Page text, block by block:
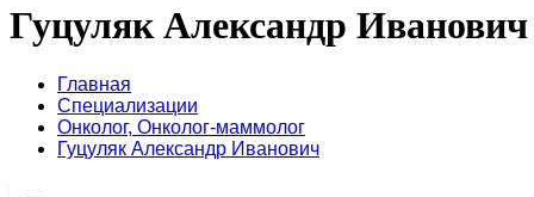
Гуцуляк Александр Иванович
Главная
Специализации
Онколог, Онколог-маммолог
Гуцуляк Александр Иванович